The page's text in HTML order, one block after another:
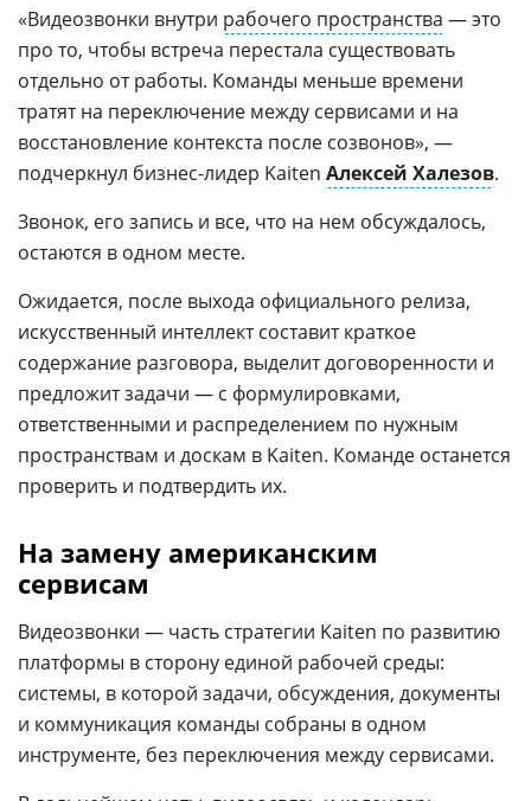
«Видеозвонки внутри рабочего пространства — это
про то, чтобы встреча перестала существовать
отдельно от работы. Команды меньше времени
тратят на переключение между сервисами и на
восстановление контекста после созвонов», —
подчеркнул бизнес-лидер Kaiten Алексей Халезов.
Звонок, его запись и все, что на нем обсуждалось,
остаются в одном месте.
Ожидается, после выхода официального релиза,
искусственный интеллект составит краткое
содержание разговора, выделит договоренности и
предложит задачи — с формулировками,
ответственными и распределением по нужным
пространствам и доскам в Kaiten. Команде останется
проверить и подтвердить их.
На замену американским
сервисам
Видеозвонки — часть стратегии Kaiten по развитию
платформы в сторону единой рабочей среды:
системы, в которой задачи, обсуждения, документы
и коммуникация команды собраны в одном
инструменте, без переключения между сервисами.